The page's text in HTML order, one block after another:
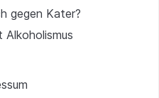
gegen Kater?
Alkoholismus